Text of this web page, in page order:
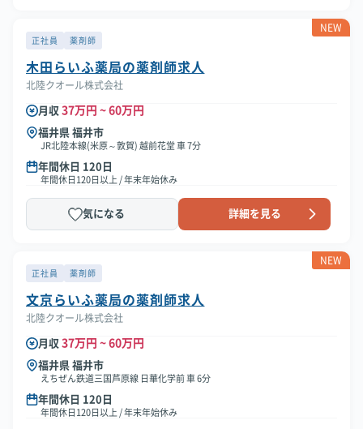
NEW
正社員 薬剤師
木田らいふ薬局の薬剤師求人
北陸クオール株式会社
月収 37万円 ~ 60万円
福井県 福井市
JR北陸本線(米原～敦賀) 越前花堂 車 7分
年間休日 120日
年間休日120日以上 / 年末年始休み
気になる 詳細を見る
NEW
正社員 薬剤師
文京らいふ薬局の薬剤師求人
北陸クオール株式会社
月収 37万円 ~ 60万円
福井県 福井市
えちぜん鉄道三国芦原線 日華化学前 車 6分
年間休日 120日
年間休日120日以上 / 年末年始休み